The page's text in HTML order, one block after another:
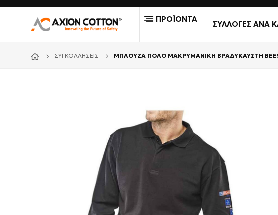
ΠΡΟΪΟΝΤΑ
ΣΥΛΛΟΓΈΣ ΑΝΆ
ΣΥΓΚΟΛΛΉΣΕΙΣ ΜΠΛΟΥΖΑ ΠΟΛΟ ΜΑΚΡΥΜΑΝΙΚΗ ΒΡΑΔΥΚΑΥΣΤΗ